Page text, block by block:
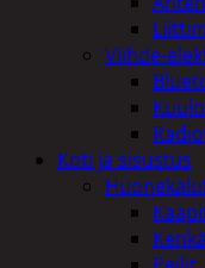
Viihde-
Koti ja sisustus